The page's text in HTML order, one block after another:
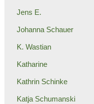
Jens E.
Johanna Schauer
K. Wastian
Katharine
Kathrin Schinke
Katja Schumanski